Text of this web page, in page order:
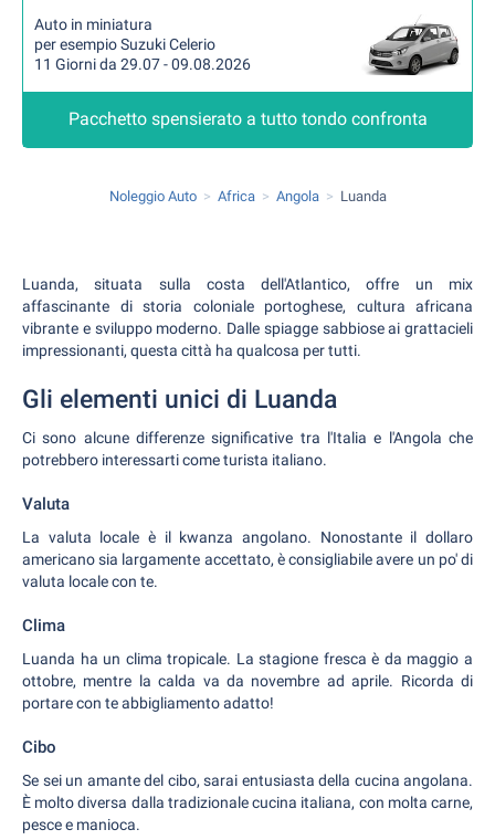
Auto in miniatura
per esempio Suzuki Celerio
11 Giorni da 29.07 - 09.08.2026
Pacchetto spensierato a tutto tondo confronta
Noleggio Auto Africa Angola Luanda
Luanda, situata sulla costa dell'Atlantico, offre un mix
affascinante di storia coloniale portoghese, cultura africana
vibrante e sviluppo moderno. Dalle spiagge sabbiose ai grattacieli
impressionanti, questa città ha qualcosa per tutti.
Gli elementi unici di Luanda
Ci sono alcune differenze significative tra l'Italia e l'Angola che
potrebbero interessarti come turista italiano.
Valuta
La valuta locale è il kwanza angolano. Nonostante il dollaro
americano sia largamente accettato, è consigliabile avere un po' di
valuta locale con te.
Clima
Luanda ha un clima tropicale. La stagione fresca è da maggio a
ottobre, mentre la calda va da novembre ad aprile. Ricorda di
portare con te abbigliamento adatto!
Cibo
Se sei un amante del cibo, sarai entusiasta della cucina angolana.
È molto diversa dalla tradizionale cucina italiana, con molta carne,
pesce e manioca.